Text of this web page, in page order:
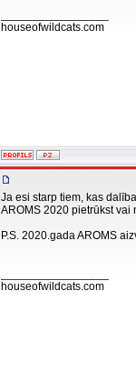
houseofwildcats.com
Ja esi starp tiem, kas
AROMS 2020 pietrūkst vai
P.S. 2020.gada AROMS
houseofwildcats.com